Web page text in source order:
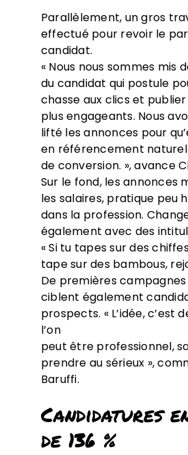
Parallèlement, un gros
effectué pour revoir le
candidat.
« Nous nous sommes mis
du candidat qui postule
chasse aux clics et
plus engageants. Nous
lifté les annonces pour
en référencement
de conversion. », avance
Sur le fond, les annonces
les salaires, pratique peu
dans la profession.
également avec des
« Si tu tapes sur des
tape sur des bambous,
De premières
ciblent également
prospects. « L’idée, c’est
l’on
peut être professionnel,
prendre au sérieux »,
Baruffi.
Candidatures
de 136 %